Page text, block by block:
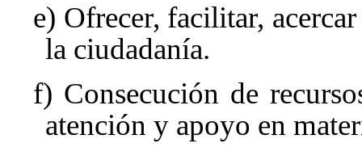
e) Ofrecer, facilitar,
la ciudadanía.
f) Consecución de
atención y apoyo en